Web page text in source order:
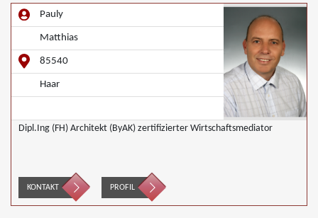
Pauly
Matthias
85540
Haar
Dipl.Ing (FH) Architekt (ByAK) zertifizierter Wirtschaftsmediator
KONTAKT PROFIL